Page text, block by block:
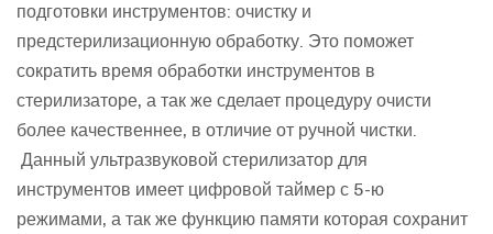
подготовки инструментов: очистку и
предстерилизационную обработку. Это поможет
сократить время обработки инструментов в
стерилизаторе, а так же сделает процедуру очисти
более качественнее, в отличие от ручной чистки.
Данный ультразвуковой стерилизатор для
инструментов имеет цифровой таймер с 5-ю
режимами, а так же функцию памяти которая сохранит